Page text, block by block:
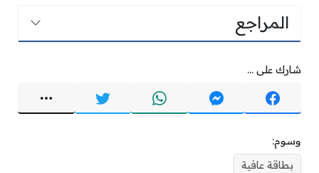
المراجع
شارك على ...
وسوم:
بطاقة عافية